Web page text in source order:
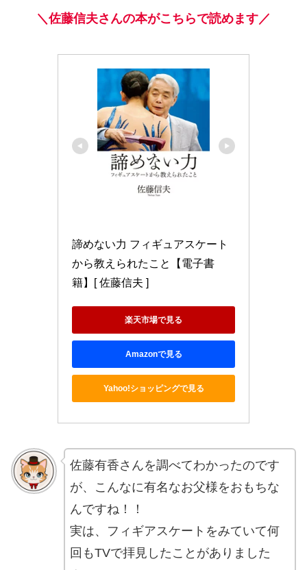
＼佐藤信夫さんの本がこちらで読めます／
諦めない力 フィギュアスケート
から教えられたこと【電子書
籍】[ 佐藤信夫 ]
楽天市場で見る
Amazonで見る
Yahoo!ショッピングで見る
佐藤有香さんを調べてわかったのです
が、こんなに有名なお父様をおもちな
んですね！！
実は、フィギアスケートをみていて何
回もTVで拝見したことがありました